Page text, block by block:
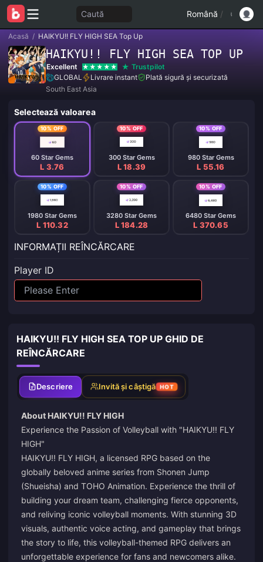
Caută Română /
Acasă / HAIKYU!! FLY HIGH SEA Top Up
HAIKYU!! FLY HIGH SEA TOP UP
Excellent
Trustpilot
GLOBAL
Livrare instant
Plată sigură și securizată
South East Asia
Selectează valoarea
10% OFF
60 Star Gems
L 3.76
10% OFF
300 Star Gems
L 18.39
10% OFF
980 Star Gems
L 55.16
10% OFF
1980 Star Gems
L 110.32
10% OFF
3280 Star Gems
L 184.28
10% OFF
6480 Star Gems
L 370.65
INFORMAȚII REÎNCĂRCARE
Player ID
HAIKYU!! FLY HIGH SEA TOP UP GHID DE
REÎNCĂRCARE
Descriere Invită și câștigă HOT
About HAIKYU!! FLY HIGH
Experience the Passion of Volleyball with "HAIKYU!! FLY
HIGH"
HAIKYU!! FLY HIGH, a licensed RPG based on the
globally beloved anime series from Shonen Jump
(Shueisha) and TOHO Animation. Experience the thrill of
building your dream team, challenging fierce opponents,
and reliving iconic volleyball moments. With stunning 3D
visuals, authentic voice acting, and gameplay that brings
the story to life, this volleyball-themed RPG delivers an
unforgettable experience for fans and newcomers alike.